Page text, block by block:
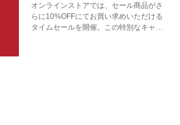
オンラインストアでは、セール商品がさ
らに10%OFFにてお買い求めいただける
タイムセールを開催。この特別なキャン